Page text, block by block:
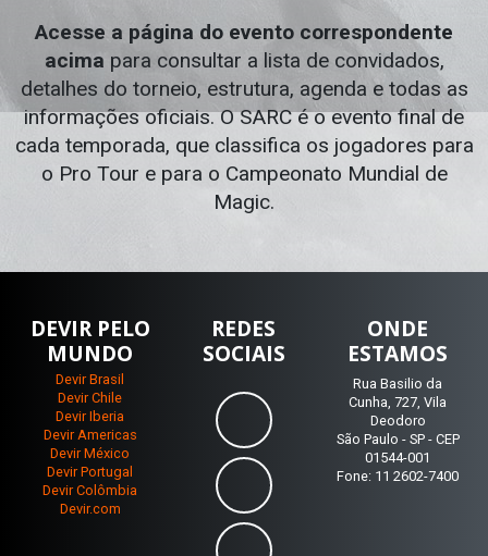
Acesse a página do evento correspondente
acima para consultar a lista de convidados,
detalhes do torneio, estrutura, agenda e todas as
informações oficiais. O SARC é o evento final de
cada temporada, que classifica os jogadores para
o Pro Tour e para o Campeonato Mundial de
Magic.
DEVIR PELO
MUNDO
Devir Brasil
Devir Chile
Devir Iberia
Devir Americas
Devir México
Devir Portugal
Devir Colômbia
Devir.com
REDES
SOCIAIS
ONDE
ESTAMOS
Rua Basilio da
Cunha, 727, Vila
Deodoro
São Paulo - SP - CEP
01544-001
Fone: 11 2602-7400